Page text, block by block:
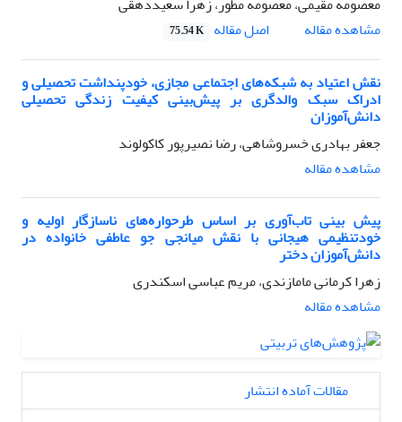
مشاهده مقاله
اصل مقاله 75.54 K
نقش اعتیاد به شبکه‌های اجتماعی مجازی، خودپنداشت تحصیلی و
ادراک سبک والدگری بر پیش‌بینی کیفیت زندگی تحصیلی
دانش‌آموزان
جعفر بهادری خسروشاهی، رضا نصیرپور کاکولوند
مشاهده مقاله
پیش بینی تاب‌آوری بر اساس طرحواره‌های ناسازگار اولیه و
خودتنظیمی هیجانی با نقش میانجی جو عاطفی خانواده در
دانش‌آموزان دختر
زهرا کرمانی مامازندی، مریم عباسی اسکندری
مشاهده مقاله
مقالات آماده انتشار